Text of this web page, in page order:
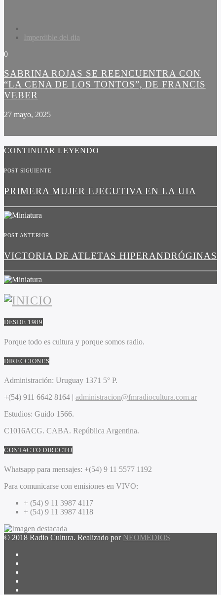
Imperdible del dia
0
SABRINA ROJAS SE REENCUENTRA CON
“LA CENA DE LOS TONTOS”, DE FRANCIS
VEBER
27 mayo, 2025
CONTINUAR LEYENDO
POST SIGUIENTE
PRIMERA MUJER EJECUTIVA EN LA UIA
POST ANTERIOR
VICTORIA DE ATLETAS HIPERANDRÓGINAS
DESDE 1989
Porque todo es cultura y porque somos radio.
DIRECCIONES
Administración: Uruguay 1371 5° P.
+(54) 911 6642 8164 | administracion@fmradiocultura.com.ar
Estudios: Guido 1566.
C1016ACG. CABA. República Argentina.
CONTACTO DIRECTO
Whatsapp para mensajes: +(54) 9 11 5577 1192
Para comunicarse con emisiones en VIVO:
+ (54) 9 11 3987 4117
+ (54) 9 11 3987 4118
© 2018 Radio Cultura. Realizado por NEOMEDIOS